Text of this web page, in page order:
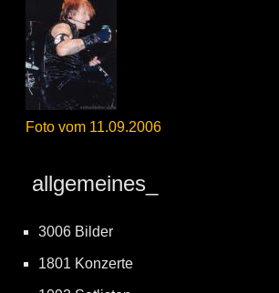
Foto vom 11.09.2006
allgemeines_
3006 Bilder
1801 Konzerte